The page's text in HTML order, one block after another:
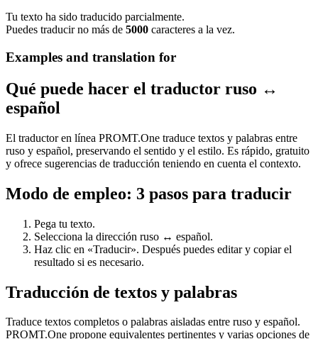
Tu texto ha sido traducido parcialmente.
Puedes traducir no más de 5000 caracteres a la vez.
Examples and translation for
Qué puede hacer el traductor ruso ↔
español
El traductor en línea PROMT.One traduce textos y palabras entre
ruso y español, preservando el sentido y el estilo. Es rápido, gratuito
y ofrece sugerencias de traducción teniendo en cuenta el contexto.
Modo de empleo: 3 pasos para traducir
Pega tu texto.
Selecciona la dirección ruso ↔ español.
Haz clic en «Traducir». Después puedes editar y copiar el
resultado si es necesario.
Traducción de textos y palabras
Traduce textos completos o palabras aisladas entre ruso y español.
PROMT.One propone equivalentes pertinentes y varias opciones de